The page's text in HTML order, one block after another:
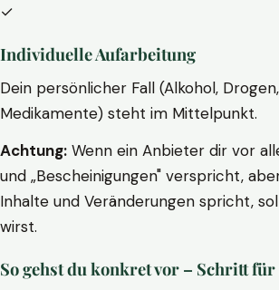
✓
Individuelle Aufarbeitung
Dein persönlicher Fall (Alkohol,
Medikamente) steht im Mittelpunkt.
Achtung: Wenn ein Anbieter dir vor
und „Bescheinigungen" verspricht,
Inhalte und Veränderungen spricht,
wirst.
So gehst du konkret vor – Schritt